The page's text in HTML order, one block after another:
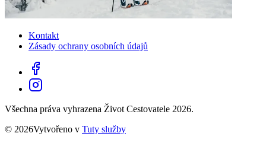
Kontakt
Zásady ochrany osobních údajů
Všechna práva vyhrazena Život Cestovatele 2026.
© 2026Vytvořeno v Tuty služby